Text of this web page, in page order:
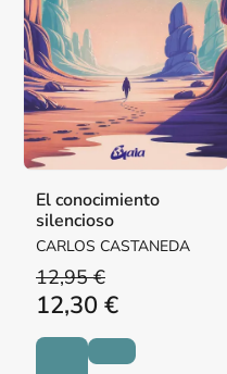
El conocimiento
silencioso
CARLOS CASTANEDA
12,95 €
12,30 €